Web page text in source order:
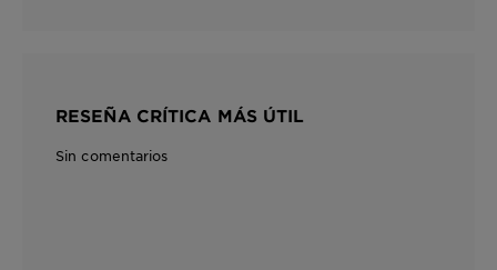
RESEÑA CRÍTICA MÁS ÚTIL
Sin comentarios